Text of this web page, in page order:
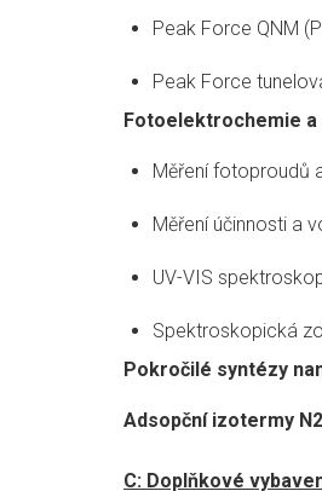
Peak Force QNM
Peak Force
Fotoelektrochemie
Měření fotoproudů
Měření účinnosti a
UV-VIS
Spektroskopická
Pokročilé syntézy
Adsopční izotermy
C: Doplňkové